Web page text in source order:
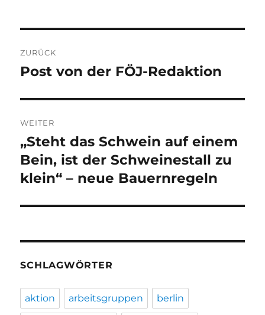
ZURÜCK
Vorheriger
Post von der FÖJ-Redaktion
WEITER
Nächster
Beitrag:
„Steht das Schwein auf einem
Bein, ist der Schweinestall zu
klein“ – neue Bauernregeln
SCHLAGWÖRTER
aktion arbeitsgruppen berlin